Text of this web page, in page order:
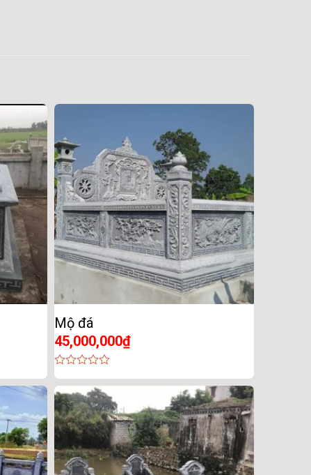
Mộ đá
45,000,000₫
0
out
of
5